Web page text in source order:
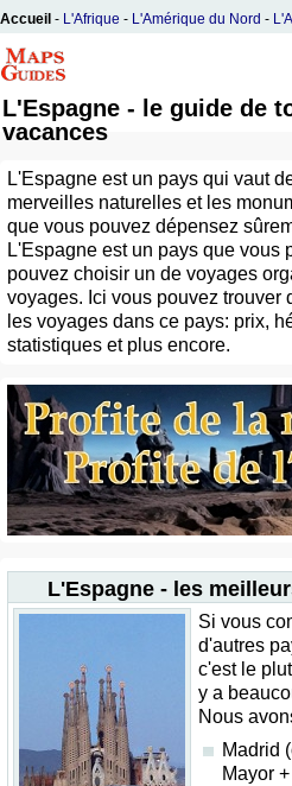
Accueil - L'Afrique - L'Amérique du Nord -
L'Espagne - le guide de
vacances
L'Espagne est un pays qui vaut
merveilles naturelles et les
que vous pouvez dépensez
L'Espagne est un pays que vous
pouvez choisir un de voyages
voyages. Ici vous pouvez trouver
les voyages dans ce pays: prix,
statistiques et plus encore.
L'Espagne - les
Si vous
d'autres
c'est le
y a
Nous
Madrid
Mayor